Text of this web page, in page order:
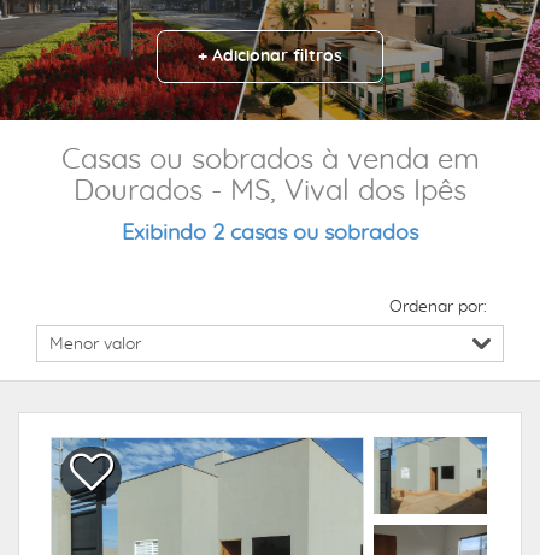
+ Adicionar filtros
Casas ou sobrados à venda em
Dourados - MS, Vival dos Ipês
Exibindo 2 casas ou sobrados
Ordenar por: